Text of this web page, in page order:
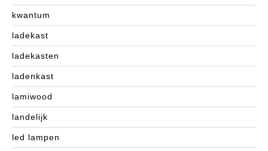
kwantum
ladekast
ladekasten
ladenkast
lamiwood
landelijk
led lampen